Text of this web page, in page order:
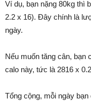
Ví dụ, bạn nặng 80kg thì
2.2 x 16). Đây chính là
ngày.
Nếu muốn tăng cân, bạn
calo này, tức là 2816 x
Tổng cộng, mỗi ngày